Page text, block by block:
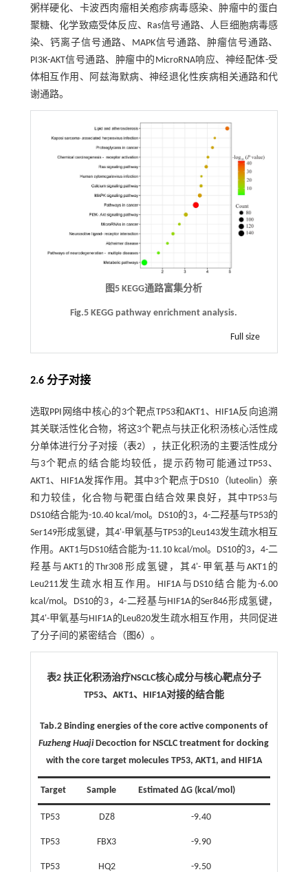
粥样硬化、卡波西肉瘤相关疱疹病毒感染、肿瘤中的蛋白
聚糖、化学致癌受体反应、Ras信号通路、人巨细胞病毒感
染、钙离子信号通路、MAPK信号通路、肿瘤信号通路、
PI3K-AKT信号通路、肿瘤中的MicroRNA响应、神经配体-受
体相互作用、阿兹海默病、神经退化性疾病相关通路和代
谢通路。
图5 KEGG通路富集分析
Fig.5 KEGG pathway enrichment analysis.
Full size
2.6 分子对接
选取PPI网络中核心的3个靶点TP53和AKT1、HIF1A反向追溯
其关联活性化合物，将这3个靶点与扶正化积汤核心活性成
分单体进行分子对接（表2），扶正化积汤的主要活性成分
与3个靶点的结合能均较低，提示药物可能通过TP53、
AKT1、HIF1A发挥作用。其中3个靶点于DS10（luteolin）亲
和力较佳，化合物与靶蛋白结合效果良好，其中TP53与
DS10结合能为-10.40 kcal/mol。DS10的3，4-二羟基与TP53的
Ser149形成氢键，其4'-甲氧基与TP53的Leu143发生疏水相互
作用。AKT1与DS10结合能为-11.10 kcal/mol。DS10的3，4-二
羟基与AKT1的Thr308形成氢键，其4'-甲氧基与AKT1的
Leu211发生疏水相互作用。HIF1A与DS10结合能为-6.00
kcal/mol。DS10的3，4-二羟基与HIF1A的Ser846形成氢键，
其4'-甲氧基与HIF1A的Leu820发生疏水相互作用，共同促进
了分子间的紧密结合（ 图6）。
表2 扶正化积汤治疗NSCLC核心成分与核心靶点分子
TP53、AKT1、HIF1A对接的结合能
Tab.2 Binding energies of the core active components of
Fuzheng HuajiDecoction for NSCLC treatment for docking
with the core target molecules TP53, AKT1, and HIF1A
Target Sample Estimated ΔG (kcal/mol)
TP53 DZ8 -9.40
TP53 FBX3 -9.90
TP53 HQ2 -9.50